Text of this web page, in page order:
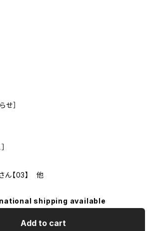
せ］
ん【03】 他
shipping available
Add to cart